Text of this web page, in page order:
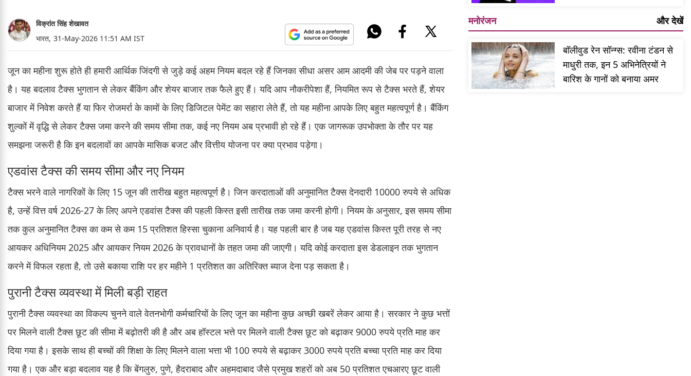
विक्रांत सिंह शेखावत
भारत, 31-May-2026 11:51 AM IST
जून का महीना शुरू होते ही हमारी आर्थिक जिंदगी से जुड़े कई अहम नियम बदल रहे हैं जिनका सीधा असर आम आदमी की जेब पर पड़ने वाला
है। यह बदलाव टैक्स भुगतान से लेकर बैंकिंग और शेयर बाजार तक फैले हुए हैं। यदि आप नौकरीपेशा हैं, नियमित रूप से टैक्स भरते हैं, शेयर
बाजार में निवेश करते हैं या फिर रोजमर्रा के कामों के लिए डिजिटल पेमेंट का सहारा लेते हैं, तो यह महीना आपके लिए बहुत महत्वपूर्ण है। बैंकिंग
शुल्कों में वृद्धि से लेकर टैक्स जमा करने की समय सीमा तक, कई नए नियम अब प्रभावी हो रहे हैं। एक जागरूक उपभोक्ता के तौर पर यह
समझना जरूरी है कि इन बदलावों का आपके मासिक बजट और वित्तीय योजना पर क्या प्रभाव पड़ेगा।
एडवांस टैक्स की समय सीमा और नए नियम
टैक्स भरने वाले नागरिकों के लिए 15 जून की तारीख बहुत महत्वपूर्ण है। जिन करदाताओं की अनुमानित टैक्स देनदारी 10000 रुपये से अधिक
है, उन्हें वित्त वर्ष 2026-27 के लिए अपने एडवांस टैक्स की पहली किस्त इसी तारीख तक जमा करनी होगी। नियम के अनुसार, इस समय सीमा
तक कुल अनुमानित टैक्स का कम से कम 15 प्रतिशत हिस्सा चुकाना अनिवार्य है। यह पहली बार है जब यह एडवांस किस्त पूरी तरह से नए
आयकर अधिनियम 2025 और आयकर नियम 2026 के प्रावधानों के तहत जमा की जाएगी। यदि कोई करदाता इस डेडलाइन तक भुगतान
करने में विफल रहता है, तो उसे बकाया राशि पर हर महीने 1 प्रतिशत का अतिरिक्त ब्याज देना पड़ सकता है।
पुरानी टैक्स व्यवस्था में मिली बड़ी राहत
पुरानी टैक्स व्यवस्था का विकल्प चुनने वाले वेतनभोगी कर्मचारियों के लिए जून का महीना कुछ अच्छी खबरें लेकर आया है। सरकार ने कुछ भत्तों
पर मिलने वाली टैक्स छूट की सीमा में बढ़ोतरी की है और अब हॉस्टल भत्ते पर मिलने वाली टैक्स छूट को बढ़ाकर 9000 रुपये प्रति माह कर
दिया गया है। इसके साथ ही बच्चों की शिक्षा के लिए मिलने वाला भत्ता भी 100 रुपये से बढ़ाकर 3000 रुपये प्रति बच्चा प्रति माह कर दिया
गया है। एक और बड़ा बदलाव यह है कि बेंगलुरु, पुणे, हैदराबाद और अहमदाबाद जैसे प्रमुख शहरों को अब 50 प्रतिशत एचआरए छूट वाली
मनोरंजन और देखें
बॉलीवुड रेन सॉन्ग्स: रवीना टंडन से
माधुरी तक, इन 5 अभिनेत्रियों ने
बारिश के गानों को बनाया अमर